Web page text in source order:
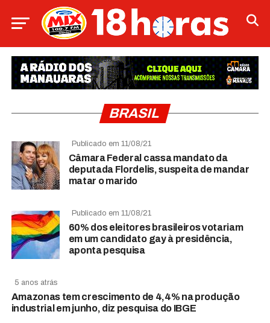
BRASIL
Publicado em 11/08/21
Câmara Federal cassa mandato da
deputada Flordelis, suspeita de mandar
matar o marido
Publicado em 11/08/21
60% dos eleitores brasileiros votariam
em um candidato gay à presidência,
aponta pesquisa
5 anos atrás
Amazonas tem crescimento de 4,4% na produção
industrial em junho, diz pesquisa do IBGE